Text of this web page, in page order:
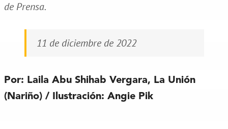
de Prensa.
11 de diciembre de 2022
Por: Laila Abu Shihab Vergara, La Unión
(Nariño) / Ilustración: Angie Pik